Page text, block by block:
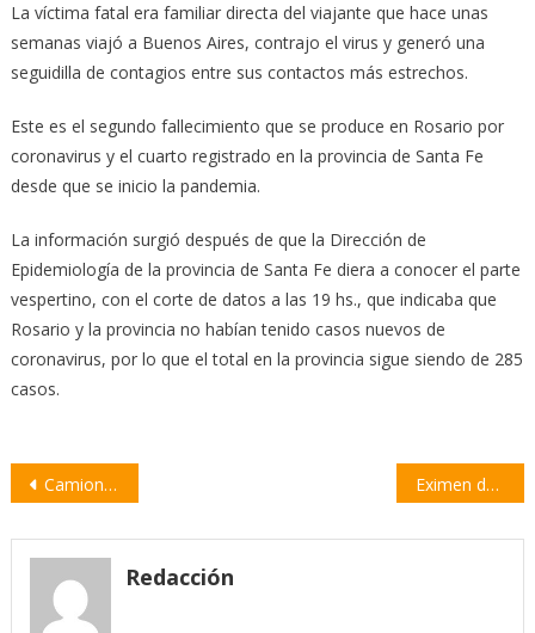
La víctima fatal era familiar directa del viajante que hace unas
semanas viajó a Buenos Aires, contrajo el virus y generó una
seguidilla de contagios entre sus contactos más estrechos.
Este es el segundo fallecimiento que se produce en Rosario por
coronavirus y el cuarto registrado en la provincia de Santa Fe
desde que se inicio la pandemia.
La información surgió después de que la Dirección de
Epidemiología de la provincia de Santa Fe diera a conocer el parte
vespertino, con el corte de datos a las 19 hs., que indicaba que
Rosario y la provincia no habían tenido casos nuevos de
coronavirus, por lo que el total en la provincia sigue siendo de 285
casos.
Navegación
entradas
Camioneros marchan este martes desde Santa Fe hasta Villa Constitución Eximen del pago del DReI en Empalme Villa Constitución
Redacción